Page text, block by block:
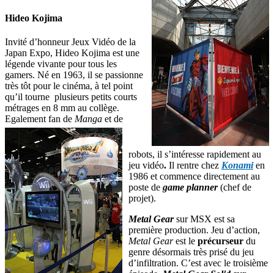
Hideo Kojima
Invité d’honneur Jeux Vidéo de la
Japan Expo, Hideo Kojima est une
légende vivante pour tous les
gamers. Né en 1963, il se passionne
très tôt pour le cinéma, à tel point
qu’il tourne plusieurs petits courts
métrages en 8 mm au collège.
Egalement fan de Manga et de
robots, il s’intéresse rapidement au
jeu vidéo. Il rentre chez Konamien
1986 et commence directement au
poste de game planner (chef de
projet).
Metal Gearsur MSX est sa
première production. Jeu d’action,
Metal Gearest le précurseur du
genre désormais très prisé du jeu
d’infiltration. C’est avec le troisième